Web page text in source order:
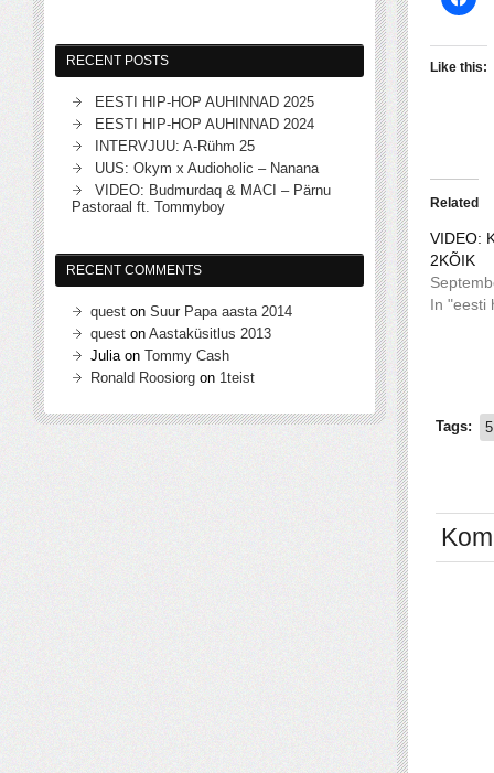
Like this:
Related
VIDEO:
2KÕIK
In "eesti
Tags:
RECENT POSTS
EESTI HIP-HOP AUHINNAD 2025
EESTI HIP-HOP AUHINNAD 2024
INTERVJUU: A-Rühm 25
UUS: Okym x Audioholic – Nanana
VIDEO: Budmurdaq & MACI – Pärnu
Pastoraal ft. Tommyboy
RECENT COMMENTS
quest on Suur Papa aasta 2014
quest on Aastaküsitlus 2013
Juliaon Tommy Cash
Ronald Roosiorg on 1teist